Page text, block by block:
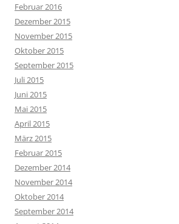
Februar 2016
Dezember 2015
November 2015
Oktober 2015
September 2015
Juli 2015
Juni 2015
Mai 2015
April 2015
März 2015
Februar 2015
Dezember 2014
November 2014
Oktober 2014
September 2014